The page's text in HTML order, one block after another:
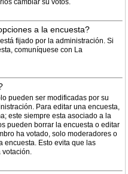
cambiar su votos.
a la encuesta?
fijado por la administración. Si
comuníquese con La
pueden ser modificadas por su
Para editar una encuesta,
este siempre esta asociado a la
pueden borrar la encuesta o editar
ha votado, solo moderadores o
encuesta. Esto evita que las
votación.